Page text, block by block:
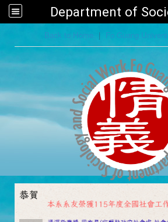
Department of
Back to Home | Fo Guang